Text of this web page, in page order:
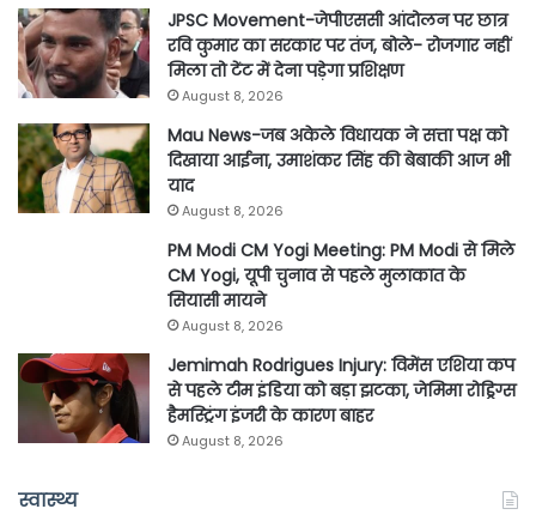
JPSC Movement-जेपीएससी आंदोलन पर छात्र
रवि कुमार का सरकार पर तंज, बोले- रोजगार नहीं
मिला तो टेंट में देना पड़ेगा प्रशिक्षण
August 8, 2026
Mau News-जब अकेले विधायक ने सत्ता पक्ष को
दिखाया आईना, उमाशंकर सिंह की बेबाकी आज भी
याद
August 8, 2026
PM Modi CM Yogi Meeting: PM Modi से मिले
CM Yogi, यूपी चुनाव से पहले मुलाकात के
सियासी मायने
August 8, 2026
Jemimah Rodrigues Injury: विमेंस एशिया कप
से पहले टीम इंडिया को बड़ा झटका, जेमिमा रोड्रिग्स
हैमस्ट्रिंग इंजरी के कारण बाहर
August 8, 2026
स्वास्थ्य